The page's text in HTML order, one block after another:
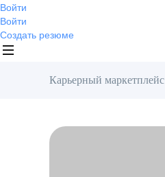
Войти
Войти
Создать резюме
Карьерный маркетплейс